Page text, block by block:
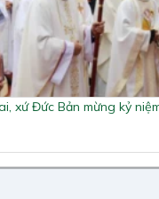
xứ Đức Bản mừng kỷ